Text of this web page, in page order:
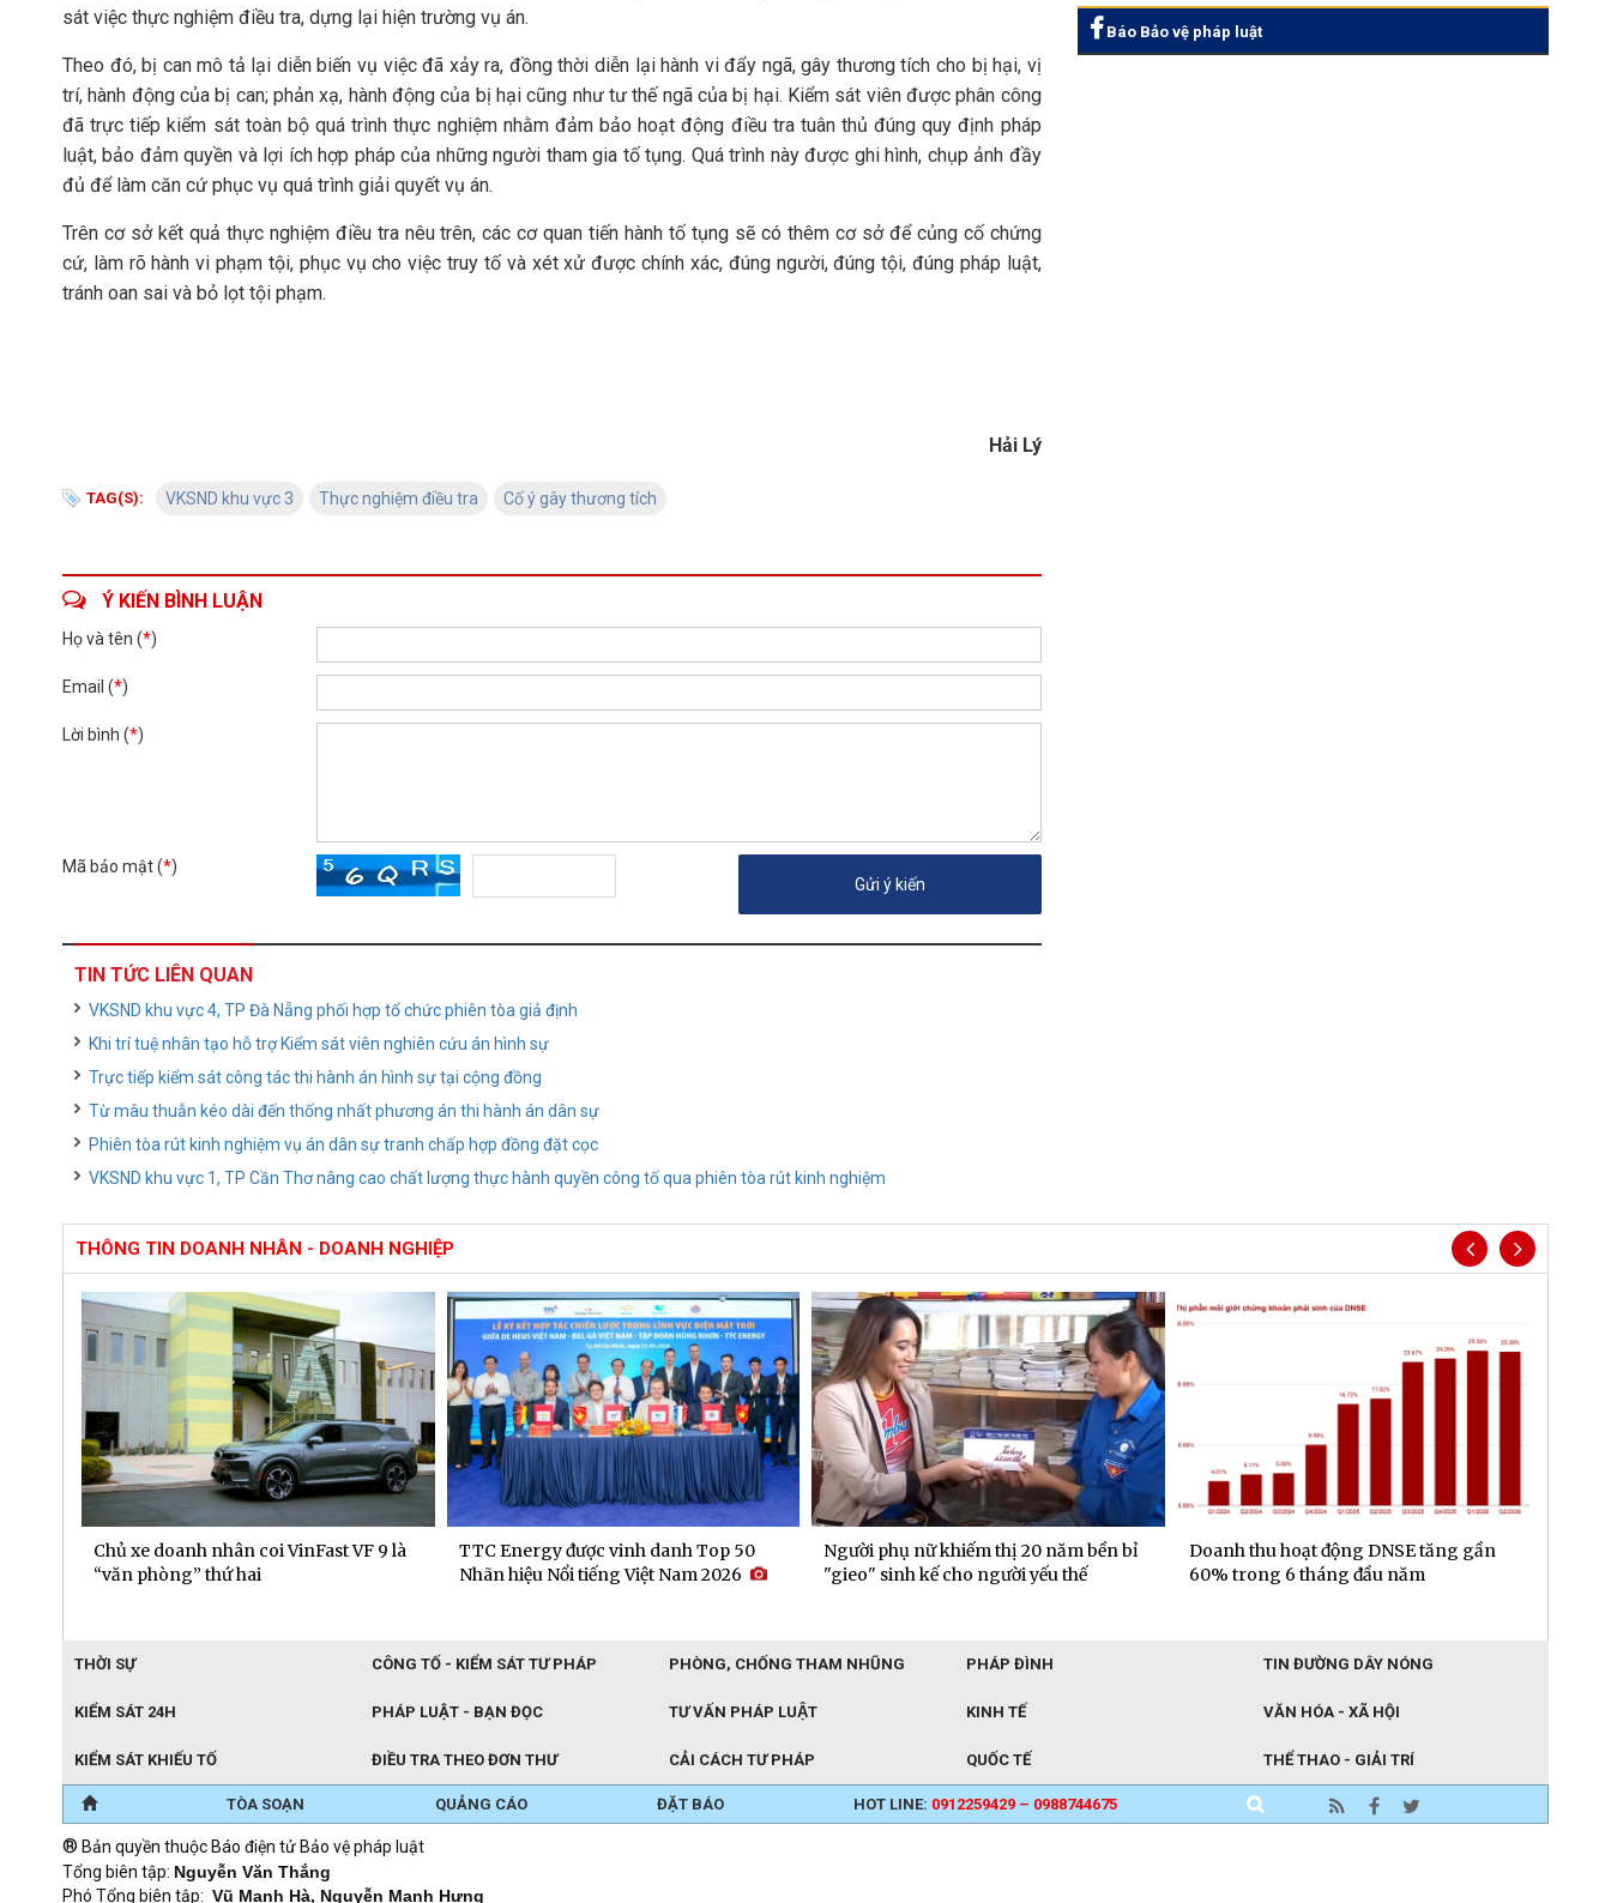
sát việc thực nghiệm điều tra, dựng lại hiện trường vụ án.
Theo đó, bị can mô tả lại diễn biến vụ việc đã xảy ra, đồng thời diễn lại hành vi đẩy ngã, gây thương tích cho bị hại, vị
trí, hành động của bị can; phản xạ, hành động của bị hại cũng như tư thế ngã của bị hại. Kiểm sát viên được phân công
đã trực tiếp kiểm sát toàn bộ quá trình thực nghiệm nhằm đảm bảo hoạt động điều tra tuân thủ đúng quy định pháp
luật, bảo đảm quyền và lợi ích hợp pháp của những người tham gia tố tụng. Quá trình này được ghi hình, chụp ảnh đầy
đủ để làm căn cứ phục vụ quá trình giải quyết vụ án.
Trên cơ sở kết quả thực nghiệm điều tra nêu trên, các cơ quan tiến hành tố tụng sẽ có thêm cơ sở để củng cố chứng
cứ, làm rõ hành vi phạm tội, phục vụ cho việc truy tố và xét xử được chính xác, đúng người, đúng tội, đúng pháp luật,
tránh oan sai và bỏ lọt tội phạm.
Hải Lý
TAG(S): VKSND khu vực 3 Thực nghiệm điều tra Cố ý gây thương tích
Ý KIẾN BÌNH LUẬN
Họ và tên (*)
Email (*)
Lời bình (*)
Mã bảo mật (*)
TIN TỨC LIÊN QUAN
VKSND khu vực 4, TP Đà Nẵng phối hợp tổ chức phiên tòa giả định
Khi trí tuệ nhân tạo hỗ trợ Kiểm sát viên nghiên cứu án hình sự
Trực tiếp kiểm sát công tác thi hành án hình sự tại cộng đồng
Từ mâu thuẫn kéo dài đến thống nhất phương án thi hành án dân sự
Phiên tòa rút kinh nghiệm vụ án dân sự tranh chấp hợp đồng đặt cọc
VKSND khu vực 1, TP Cần Thơ nâng cao chất lượng thực hành quyền công tố qua phiên tòa rút kinh nghiệm
Báo Bảo vệ pháp luật
THÔNG TIN DOANH NHÂN - DOANH NGHIỆP
Chủ xe doanh nhân coi VinFast VF 9 là
“văn phòng” thứ hai
TTC Energy được vinh danh Top 50
Nhãn hiệu Nổi tiếng Việt Nam 2026
Người phụ nữ khiếm thị 20 năm bền bỉ
"gieo" sinh kế cho người yếu thế
Doanh thu hoạt động DNSE tăng gần
60% trong 6 tháng đầu năm
THỜI SỰ CÔNG TỐ - KIỂM SÁT TƯ PHÁP PHÒNG, CHỐNG THAM NHŨNG PHÁP ĐÌNH TIN ĐƯỜNG DÂY NÓNG
KIỂM SÁT 24H PHÁP LUẬT - BẠN ĐỌC TƯ VẤN PHÁP LUẬT KINH TẾ VĂN HÓA - XÃ HỘI
KIỂM SÁT KHIẾU TỐ ĐIỀU TRA THEO ĐƠN THƯ CẢI CÁCH TƯ PHÁP QUỐC TẾ THỂ THAO - GIẢI TRÍ
TÒA SOẠN QUẢNG CÁO ĐẶT BÁO HOT LINE: 0912259429 – 0988744675
® Bản quyền thuộc Báo điện tử Bảo vệ pháp luật
Tổng biên tập: Nguyễn Văn Thắng
Phó Tổng biên tập: Vũ Mạnh Hà, Nguyễn Mạnh Hưng